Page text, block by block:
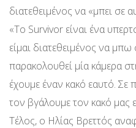
διατεθειμένος να «μπει σε
«Το Survivor είναι ένα
είμαι διατεθειμένος να μπω
παρακολουθεί μία κάμερα
έχουμε έναν κακό εαυτό.
τον βγάλουμε τον κακό μας
Τέλος, ο Ηλίας Βρεττός